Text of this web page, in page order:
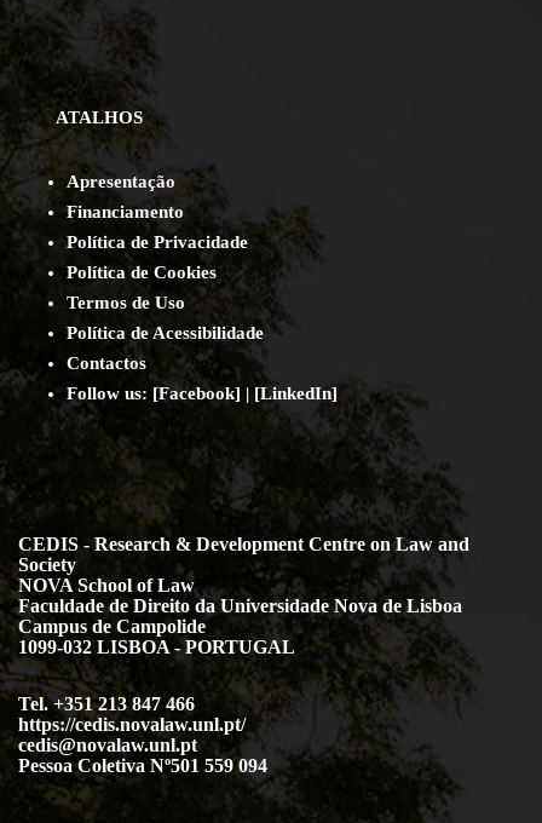
ATALHOS
Apresentação
Financiamento
Política de Privacidade
Política de Cookies
Termos de Uso
Política de Acessibilidade
Contactos
Follow us: [Facebook] | [LinkedIn]
CEDIS - Research & Development Centre on Law and
Society
NOVA School of Law
Faculdade de Direito da Universidade Nova de Lisboa
Campus de Campolide
1099-032 LISBOA - PORTUGAL
Tel. +351 213 847 466
https://cedis.novalaw.unl.pt/
cedis@novalaw.unl.pt
Pessoa Coletiva Nº501 559 094